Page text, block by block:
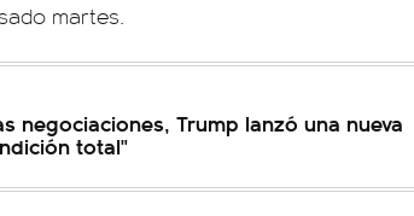
martes.
negociaciones, Trump lanzó una nueva
total"